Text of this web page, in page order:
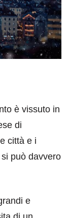
è vissuto in
di
città e i
può davvero
e